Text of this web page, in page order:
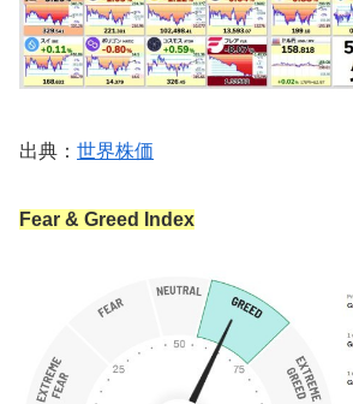
出典： 世界株価
Fear & Greed Index